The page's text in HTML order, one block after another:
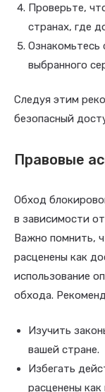
Проверьте,
странах, где
Ознакомьтесь
выбранного
Следуя этим
безопасный
Правовые
Обход
в зависимости
Важно помнить,
расценены как
использование
обхода.
Изучить
вашей стране.
Избегать
расценены как